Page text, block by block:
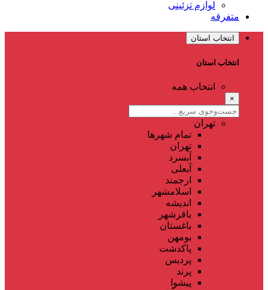
لوازم تزئینی
متفرقه
انتخاب استان
انتخاب استان
انتخاب همه
×
تهران
تمام شهر‌ها
تهران
آبسرد
آبعلی
ارجمند
اسلامشهر
اندیشه
باقرشهر
باغستان
بومهن
پاکدشت
پردیس
پرند
پیشوا